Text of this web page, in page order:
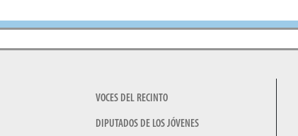
VOCES DEL RECINTO
DIPUTADOS DE LOS JÓVENES